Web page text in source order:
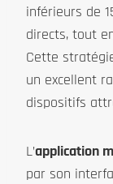
inférieurs de
directs, tout
Cette
un excellent
dispositifs
L’application
par son